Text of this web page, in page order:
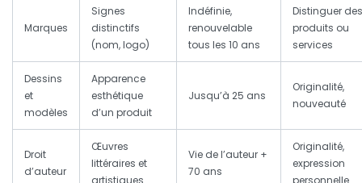
Marques
Signes
distinctifs
(nom, logo)
Indéfinie,
renouvelable
tous les 10 ans
Distinguer des
produits ou
services
Dessins
et
modèles
Apparence
esthétique
d’un produit
Jusqu’à 25 ans
Originalité,
nouveauté
Droit
d’auteur
Œuvres
littéraires et
artistiques
Vie de l’auteur +
70 ans
Originalité,
expression
personnelle